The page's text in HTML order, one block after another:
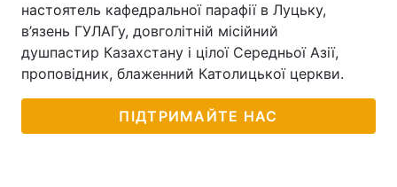
настоятель кафедральної парафії в Луцьку,
в’язень ГУЛАГу, довголітній місійний
душпастир Казахстану і цілої Середньої Азії,
проповідник, блаженний Католицької церкви.
ПІДТРИМАЙТЕ НАС